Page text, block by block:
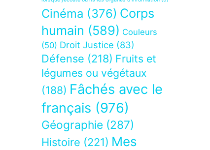
Cinéma (376) Corps
humain (589) Couleurs
(50) Droit Justice (83)
Défense (218) Fruits et
légumes ou végétaux
(188) Fâchés avec le
français (976)
Géographie (287)
Histoire (221) Mes